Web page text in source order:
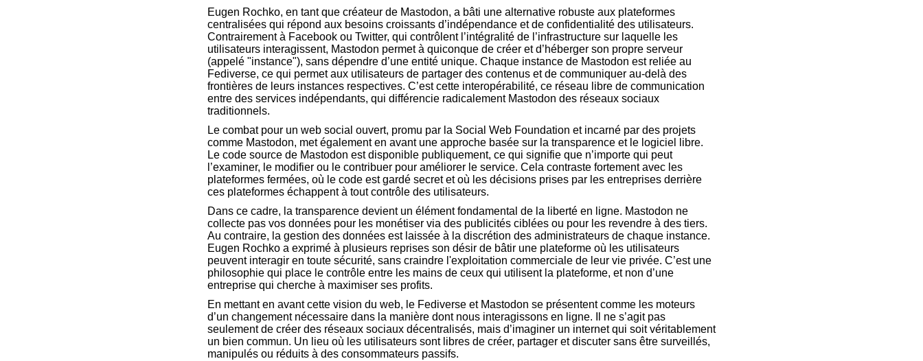
Eugen Rochko, en tant que créateur de Mastodon, a bâti une alternative robuste aux plateformes
centralisées qui répond aux besoins croissants d’indépendance et de confidentialité des utilisateurs.
Contrairement à Facebook ou Twitter, qui contrôlent l’intégralité de l’infrastructure sur laquelle les
utilisateurs interagissent, Mastodon permet à quiconque de créer et d’héberger son propre serveur
(appelé "instance"), sans dépendre d’une entité unique. Chaque instance de Mastodon est reliée au
Fediverse, ce qui permet aux utilisateurs de partager des contenus et de communiquer au-delà des
frontières de leurs instances respectives. C’est cette interopérabilité, ce réseau libre de communication
entre des services indépendants, qui différencie radicalement Mastodon des réseaux sociaux
traditionnels.
Le combat pour un web social ouvert, promu par la Social Web Foundation et incarné par des projets
comme Mastodon, met également en avant une approche basée sur la transparence et le logiciel libre.
Le code source de Mastodon est disponible publiquement, ce qui signifie que n’importe qui peut
l’examiner, le modifier ou le contribuer pour améliorer le service. Cela contraste fortement avec les
plateformes fermées, où le code est gardé secret et où les décisions prises par les entreprises derrière
ces plateformes échappent à tout contrôle des utilisateurs.
Dans ce cadre, la transparence devient un élément fondamental de la liberté en ligne. Mastodon ne
collecte pas vos données pour les monétiser via des publicités ciblées ou pour les revendre à des tiers.
Au contraire, la gestion des données est laissée à la discrétion des administrateurs de chaque instance.
Eugen Rochko a exprimé à plusieurs reprises son désir de bâtir une plateforme où les utilisateurs
peuvent interagir en toute sécurité, sans craindre l'exploitation commerciale de leur vie privée. C’est une
philosophie qui place le contrôle entre les mains de ceux qui utilisent la plateforme, et non d’une
entreprise qui cherche à maximiser ses profits.
En mettant en avant cette vision du web, le Fediverse et Mastodon se présentent comme les moteurs
d’un changement nécessaire dans la manière dont nous interagissons en ligne. Il ne s’agit pas
seulement de créer des réseaux sociaux décentralisés, mais d’imaginer un internet qui soit véritablement
un bien commun. Un lieu où les utilisateurs sont libres de créer, partager et discuter sans être surveillés,
manipulés ou réduits à des consommateurs passifs.